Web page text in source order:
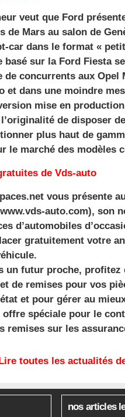
veut que Ford
de Mars au salon de
car dans le format «
basé sur la Ford Fiesta
de concurrents aux Opel
et dans une moindre
mise en
de disposer
plus haut de
le marché des modèles
de Vds-auto
vous présente
auto.com), son
d’automobiles
gratuitement votre
un futur proche, profitez
de remises pour vos
et pour gérer au
spéciale pour le
remises sur les
toutes les actualités
nos articles